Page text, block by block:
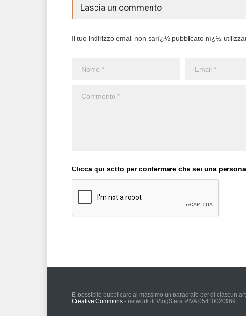
Lascia un commento
Il tuo indirizzo email non sarï¿½ pubblicato nï¿½
Clicca qui sotto per confermare che sei una
E' possibile pubblicare al massimo un paragrafo per di ciascun
Creative Commons - network di VlogSfera P.IVA 05410020969